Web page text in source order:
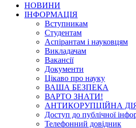
НОВИНИ
ІНФОРМАЦІЯ
Вступникам
Студентам
Аспірантам і науковцям
Викладачам
Вакансії
Документи
Цікаво про науку
ВАША БЕЗПЕКА
ВАРТО ЗНАТИ!
АНТИКОРУПЦІЙНА
Доступ до публічної
Телефонний довідник